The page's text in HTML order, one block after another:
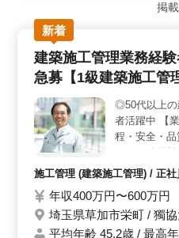
います。週2〜3日からの勤
ので、ワークライフバラン
できます。また、週休2日制
充実した休暇制度も整って
方が可能です。 ＜給与＆
定した収入が期待できます
れ、雇用・労災・健康・厚
す。医療事務経験を活かし
可能です。 ＜会社情報＞
女性7の比率で、20人の従業
境で、医療事務業務に特化
経験豊富なベテランの方々
に学び合いながら働くこと
掲
新着
建築施工管理業務経
急募【1級建築施工管
◎50代以上の
者活躍中 【
程・安全・
者の手配 お
建築施工管理
証をお持ちの
すし優遇致し
施工管理 (建築施工管理) / 正
年収400万円〜600万円
埼玉県草加市栄町 / 獨
平均年齢 45.2歳 / 最高